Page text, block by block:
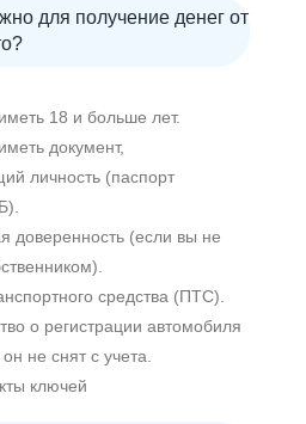
для получение денег от
18 и больше лет.
документ,
личность (паспорт
доверенность (если вы не
средства (ПТС).
о регистрации автомобиля
не снят с учета.
ключей